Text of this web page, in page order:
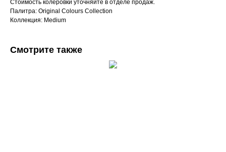
Стоимость колеровки уточняйте в отделе продаж.
Палитра: Original Colours Collection
Коллекция: Medium
Смотрите также